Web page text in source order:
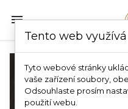

Tento web
Tyto webové stránky
vaše zařízení soubory,
Odsouhlaste prosím
použití webu.